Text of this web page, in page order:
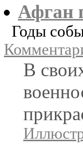
Афган
Годы
В